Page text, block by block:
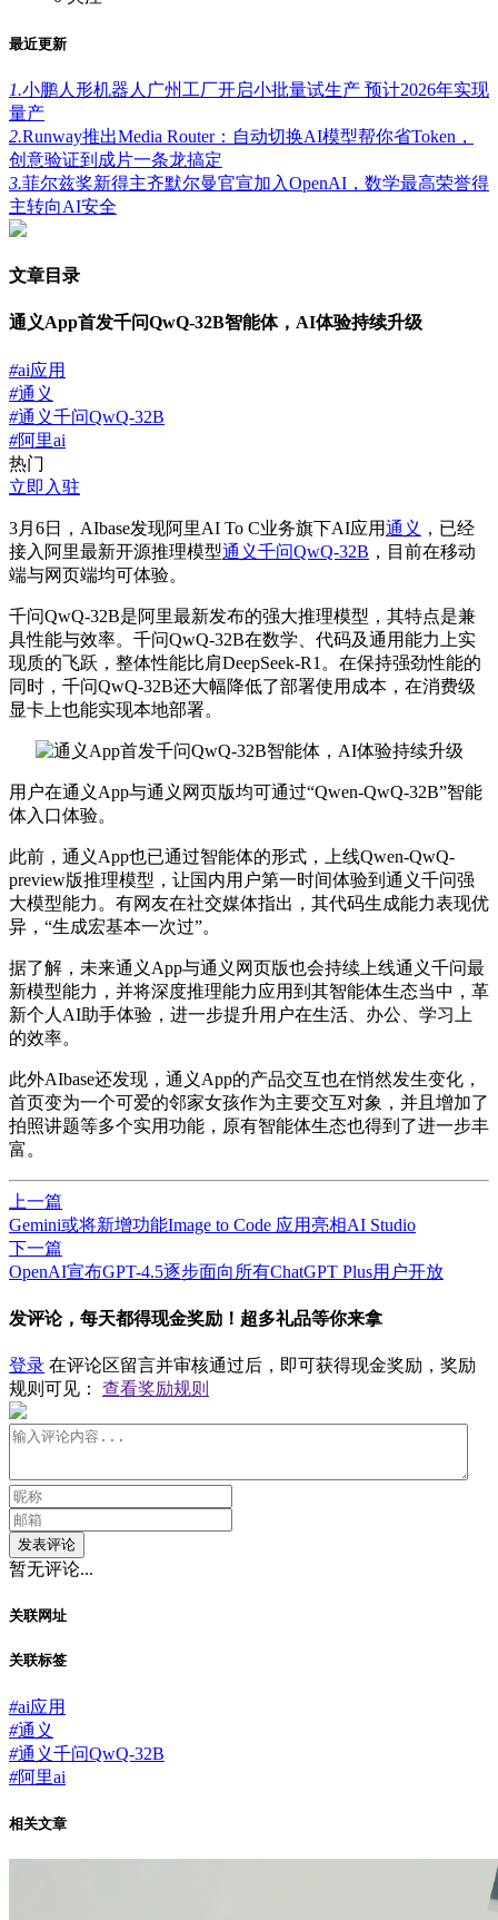
最近更新
1.小鹏人形机器人广州工厂开启小批量试生产 预计2026年实现
量产
2.Runway推出Media Router：自动切换AI模型帮你省Token，
创意验证到成片一条龙搞定
3.菲尔兹奖新得主齐默尔曼官宣加入OpenAI，数学最高荣誉得
主转向AI安全
文章目录
通义App首发千问QwQ-32B智能体，AI体验持续升级
#ai应用
#通义
#通义千问QwQ-32B
#阿里ai
热门
立即入驻
3月6日，AIbase发现阿里AI To C业务旗下AI应用通义 ，已经
接入阿里最新开源推理模型通义千问QwQ-32B ，目前在移动
端与网页端均可体验。
千问QwQ-32B是阿里最新发布的强大推理模型，其特点是兼
具性能与效率。千问QwQ-32B在数学、代码及通用能力上实
现质的飞跃，整体性能比肩DeepSeek-R1。在保持强劲性能的
同时，千问QwQ-32B还大幅降低了部署使用成本，在消费级
显卡上也能实现本地部署。
用户在通义App与通义网页版均可通过“Qwen-QwQ-32B”智能
体入口体验。
此前，通义App也已通过智能体的形式，上线Qwen-QwQ-
preview版推理模型，让国内用户第一时间体验到通义千问强
大模型能力。有网友在社交媒体指出，其代码生成能力表现优
异，“生成宏基本一次过”。
据了解，未来通义App与通义网页版也会持续上线通义千问最
新模型能力，并将深度推理能力应用到其智能体生态当中，革
新个人AI助手体验，进一步提升用户在生活、办公、学习上
的效率。
此外AIbase还发现，通义App的产品交互也在悄然发生变化，
首页变为一个可爱的邻家女孩作为主要交互对象，并且增加了
拍照讲题等多个实用功能，原有智能体生态也得到了进一步丰
富。
上一篇
Gemini或将新增功能Image to Code 应用亮相AI Studio
下一篇
OpenAI宣布GPT-4.5逐步面向所有ChatGPT Plus用户开放
发评论，每天都得现金奖励！超多礼品等你来拿
登录 在评论区留言并审核通过后，即可获得现金奖励，奖励
规则可见： 查看奖励规则
发表评论
暂无评论...
关联网址
关联标签
#ai应用
#通义
#通义千问QwQ-32B
#阿里ai
相关文章